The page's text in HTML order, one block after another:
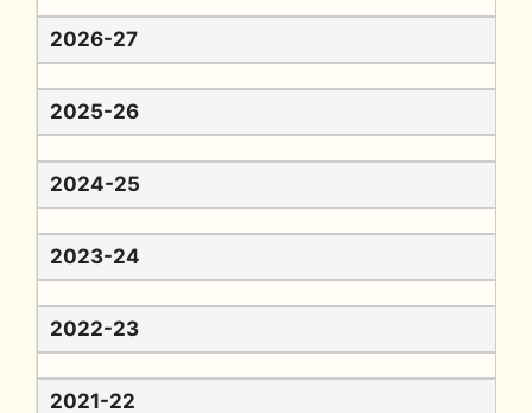
2026-27
2025-26
2024-25
2023-24
2022-23
2021-22